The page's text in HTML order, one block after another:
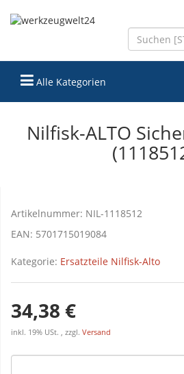
Alle Kategorien
Nilfisk-ALTO
Artikelnummer: NIL-1118512
EAN: 5701715019084
Kategorie: Ersatzteile Nilfisk-Alto
34,38 €
inkl. 19% USt. , zzgl. Versand